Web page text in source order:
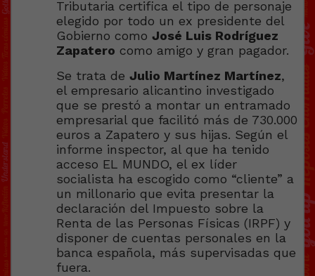
Tributaria certifica el tipo de personaje
elegido por todo un ex presidente del
Gobierno como José Luis Rodríguez
Zapatero como amigo y gran pagador.
Se trata de Julio Martínez Martínez,
el empresario alicantino investigado
que se prestó a montar un entramado
empresarial que facilitó más de 730.000
euros a Zapatero y sus hijas. Según el
informe inspector, al que ha tenido
acceso EL MUNDO, el ex líder
socialista ha escogido como “cliente” a
un millonario que evita presentar la
declaración del Impuesto sobre la
Renta de las Personas Físicas (IRPF) y
disponer de cuentas personales en la
banca española, más supervisadas que
fuera.